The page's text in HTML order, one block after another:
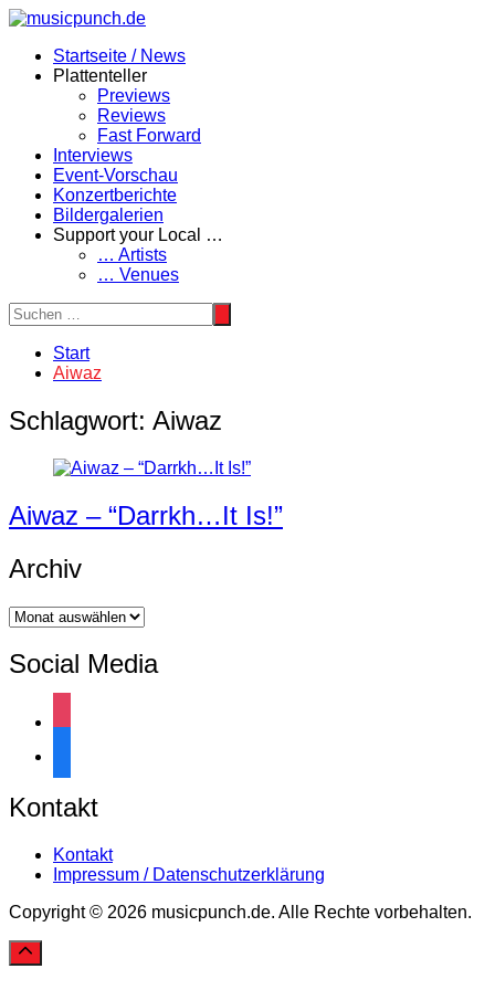
Zum
springenStartseite / News
Plattenteller
Previews
Reviews
Fast Forward
Interviews
Event-Vorschau
Konzertberichte
Bildergalerien
Support your Local …
… Artists
… Venues
Start
Aiwaz
Schlagwort: Aiwaz
Aiwaz – “Darrkh…It Is!”
Archiv
Archiv
Social Media
Kontakt
Kontakt
Impressum / Datenschutzerklärung
Copyright © 2026 musicpunch.de. Alle Rechte vorbehalten.